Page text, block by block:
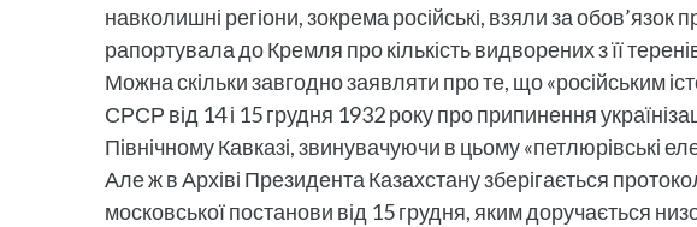
навколишні регіони, зокрема російські, взяли за обов’язок
рапортувала до Кремля про кількість видворених з її
Можна скільки завгодно заявляти про те, що «російським
СРСР від 14 і 15 грудня 1932 року про припинення
Північному Кавказі, звинувачуючи в цьому «петлюрівські
Але ж в Архіві Президента Казахстану зберігається
московської постанови від 15 грудня, яким доручається